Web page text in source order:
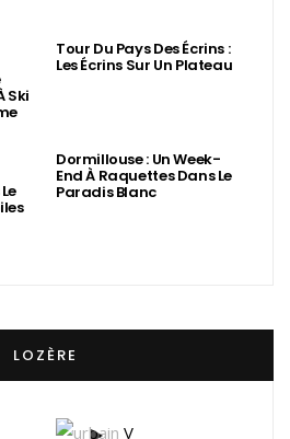
Ski
Tour Du Pays Des Écrins :
Les Écrins Sur Un Plateau
Dormillouse : Un Week-
End À Raquettes Dans Le
Paradis Blanc
LOZÈRE